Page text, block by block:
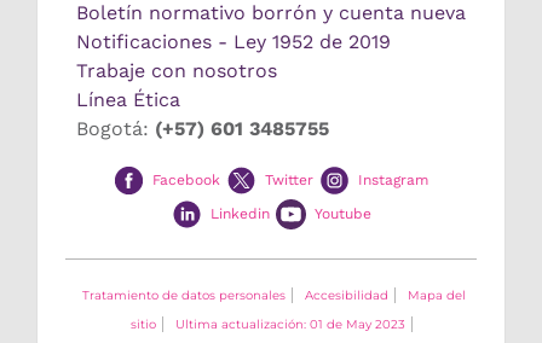
Boletín normativo borrón y cuenta nueva
Notificaciones - Ley 1952 de 2019
Trabaje con nosotros
Línea Ética
Bogotá: (+57) 601 3485755
Facebook Twitter
Instagram
Linkedin
Youtube
Tratamiento de datos personales Accesibilidad
Mapa del
sitio
Ultima actualización: 01 de May 2023